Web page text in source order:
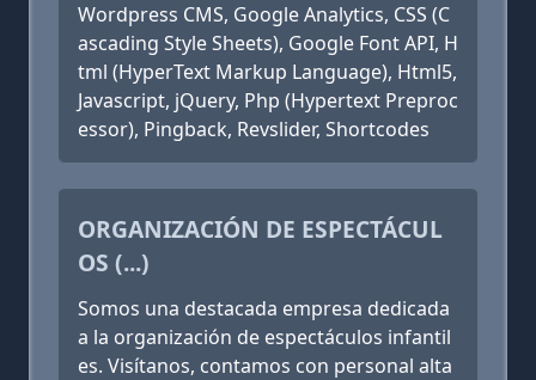
Wordpress CMS, Google Analytics, CSS (C
ascading Style Sheets), Google Font API, H
tml (HyperText Markup Language), Html5,
Javascript, jQuery, Php (Hypertext Preproc
essor), Pingback, Revslider, Shortcodes
ORGANIZACIÓN DE ESPECTÁCUL
OS (...)
Somos una destacada empresa dedicada
a la organización de espectáculos infantil
es. Visítanos, contamos con personal alta